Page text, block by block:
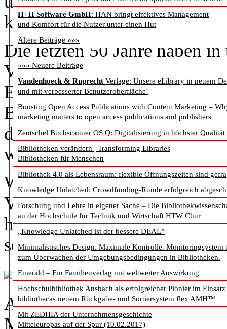
H+H Software GmbH: HAN bringt effektives Management
und Komfort für die Nutzer unter einen Hut
Ältere Beiträge »»»
««« Neuere Beiträge
Vandenhoeck & Ruprecht Verlage: Unsere eLibrary in neuem
und mit verbesserter Benutzeroberfläche!
Boosting Open Access Publications with Content Marketing –
marketing matters to open access publications and publishers
Zeutschel Buchscanner OS Q: Digitalisierung in höchster Qualität
Bibliotheken verändern | Transforming Libraries
Bibliotheken für Menschen
Bibliothek 4.0 als Lebensraum: flexible Öffnungszeiten sind
Knowledge Unlatched: Crowdfunding-Runde erfolgreich
Forschung und Lehre in eigener Sache – Die
an der Hochschule für Technik und Wirtschaft HTW Chur
„Knowledge Unlatched ist der bessere DEAL”
Minimalistisches Design. Maximale Kontrolle. Monitoringsystem
zum Überwachen der Umgebungsbedingungen in Bibliotheken.
Emerald – Ein Familienverlag mit weltweiter Auswirkung
Hochschulbibliothek Ansbach als erfolgreicher Pionier im
bibliothecas neuem Rückgabe- und Sortiersystem flex AMH™
Mit ZEDHIA der Unternehmensgeschichte
Mitteleuropas auf der Spur (10.02.2017)
kontinuierlichen
Die letzten 50 Jahre haben
Veränderungen mit sich
Entwicklung der
BibliotheksnutzerInnen und
dass sie auf ihren
wo und wann immer sie
Wir erleben eine wahre
Vertrauenswürdige und
heute leicht zu finden, zu
sein.
Als Branche müssen wir
Mehrwert nachvollziehbar